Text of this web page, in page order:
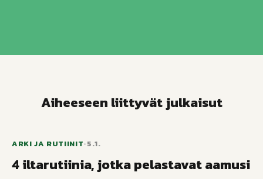
Aiheeseen liittyvät julkaisut
ARKI JA RUTIINIT•5.1.
4 iltarutiinia, jotka pelastavat aamusi